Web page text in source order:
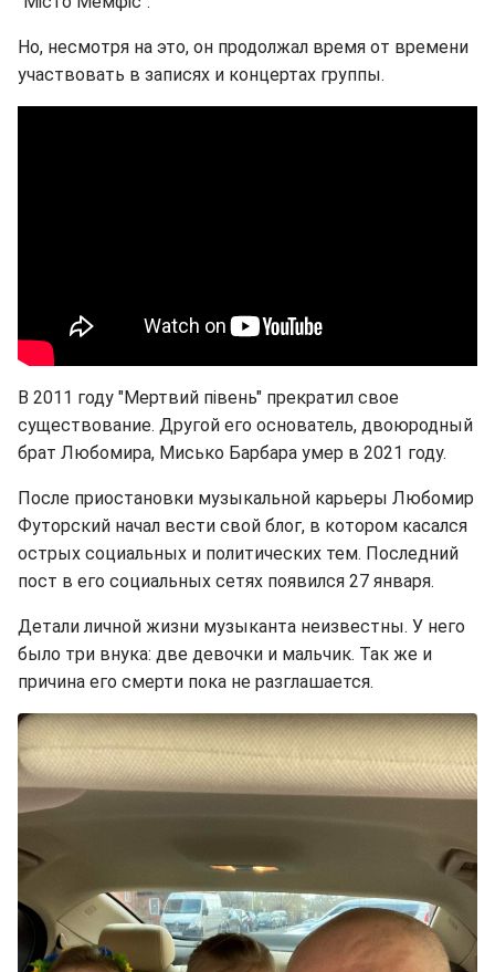
Но, несмотря на это, он продолжал время от времени
участвовать в записях и концертах группы.
В 2011 году "Мертвий півень" прекратил свое
существование. Другой его основатель, двоюродный
брат Любомира, Мисько Барбара умер в 2021 году.
После приостановки музыкальной карьеры Любомир
Футорский начал вести свой блог, в котором касался
острых социальных и политических тем. Последний
пост в его социальных сетях появился 27 января.
Детали личной жизни музыканта неизвестны. У него
было три внука: две девочки и мальчик. Так же и
причина его смерти пока не разглашается.